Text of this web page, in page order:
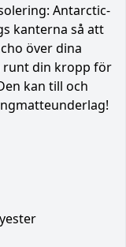
Antarctic-
kanterna så att
över dina
runt din kropp för
kan till och